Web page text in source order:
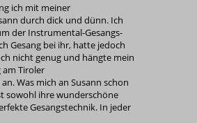
ich mit meiner
durch dick und dünn. Ich
der Instrumental-Gesangs-
Gesang bei ihr, hatte jedoch
nicht genug und hängte mein
Tiroler
Was mich an Susann schon
sowohl ihre wunderschöne
Gesangstechnik. In jeder